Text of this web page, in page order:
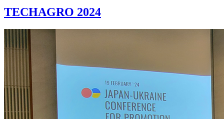
TECHAGRO 2024